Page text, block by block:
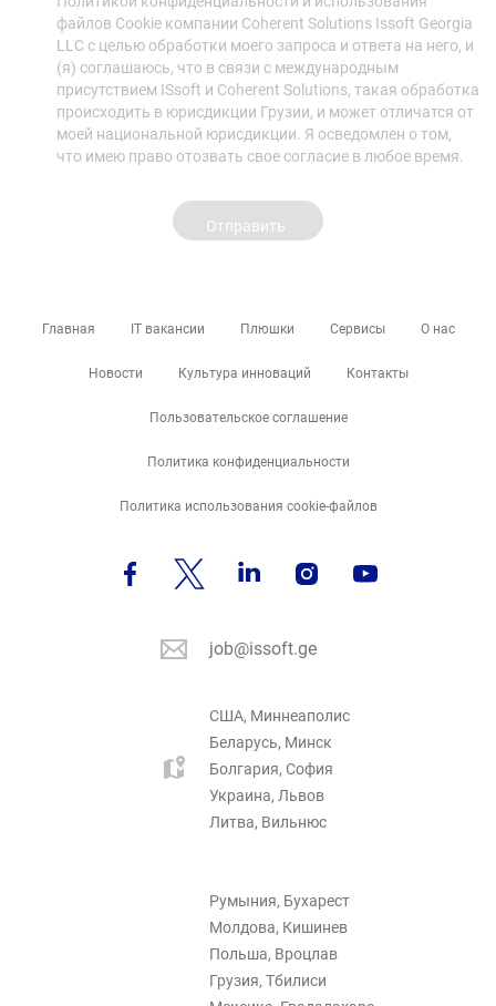
файлов Cookie компании Coherent Solutions Issoft Georgia
LLC с целью обработки моего запроса и ответа на него, и
(я) соглашаюсь, что в связи с международным
присутствием ISsoft и Coherent Solutions, такая обработка
происходить в юрисдикции Грузии, и может отличатся от
моей национальной юрисдикции. Я осведомлен о том,
что имею право отозвать свое согласие в любое время.
Главная IT вакансии Плюшки Сервисы О нас
Новости Культура инноваций Контакты
Пользовательское соглашение
Политика конфиденциальности
Политика использования cookie-файлов
job@issoft.ge
США, Миннеаполис
Беларусь, Минск
Болгария, София
Украина, Львов
Литва, Вильнюс
Румыния, Бухарест
Молдова, Кишинев
Польша, Вроцлав
Грузия, Тбилиси